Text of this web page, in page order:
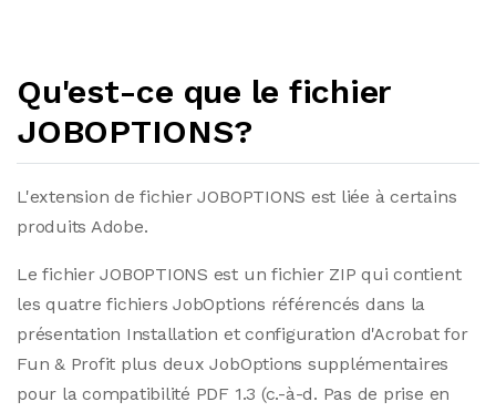
Qu'est-ce que le fichier
JOBOPTIONS?
L'extension de fichier JOBOPTIONS est liée à certains
produits Adobe.
Le fichier JOBOPTIONS est un fichier ZIP qui contient
les quatre fichiers JobOptions référencés dans la
présentation Installation et configuration d'Acrobat for
Fun & Profit plus deux JobOptions supplémentaires
pour la compatibilité PDF 1.3 (c.-à-d. Pas de prise en